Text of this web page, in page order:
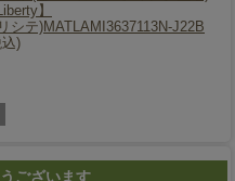
】
シテ)MATLAMI3637113N-J22B
込)
ございます